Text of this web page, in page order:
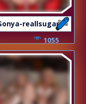
reallsugar
1055